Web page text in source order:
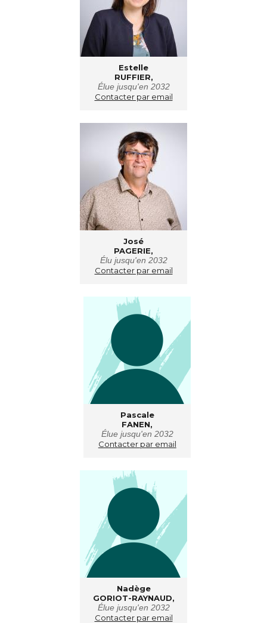
Estelle
RUFFIER,
Élue jusqu'en 2032
Contacter par email
José
PAGERIE,
Élu jusqu'en 2032
Contacter par email
Pascale
FANEN,
Élue jusqu'en 2032
Contacter par email
Nadège
GORIOT-RAYNAUD,
Élue jusqu'en 2032
Contacter par email